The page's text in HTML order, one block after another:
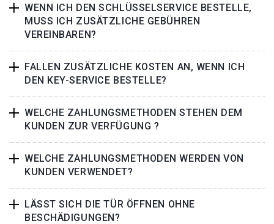
WENN ICH DEN SCHLÜSSELSERVICE BESTELLE,
MUSS ICH ZUSÄTZLICHE GEBÜHREN
VEREINBAREN?
FALLEN ZUSÄTZLICHE KOSTEN AN, WENN ICH
DEN KEY-SERVICE BESTELLE?
WELCHE ZAHLUNGSMETHODEN STEHEN DEM
KUNDEN ZUR VERFÜGUNG ?
WELCHE ZAHLUNGSMETHODEN WERDEN VON
KUNDEN VERWENDET?
LÄSST SICH DIE TÜR ÖFFNEN OHNE
BESCHÄDIGUNGEN?